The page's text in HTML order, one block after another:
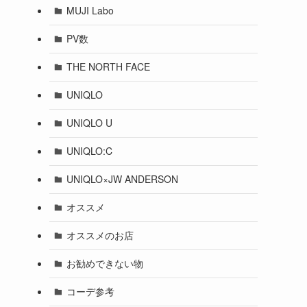
MUJI Labo
PV数
THE NORTH FACE
UNIQLO
UNIQLO U
UNIQLO:C
UNIQLO×JW ANDERSON
オススメ
オススメのお店
お勧めできない物
コーデ参考